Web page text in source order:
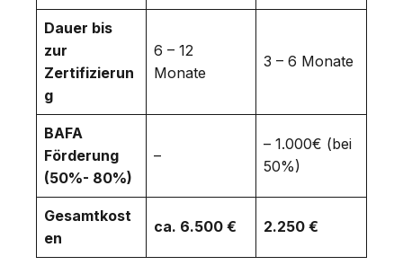
Dauer bis
zur
Zertifizierun
g
6 – 12
Monate
3 – 6 Monate
BAFA
Förderung
(50%- 80%)
–
– 1.000€ (bei
50%)
Gesamtkost
en
ca. 6.500 € 2.250 €